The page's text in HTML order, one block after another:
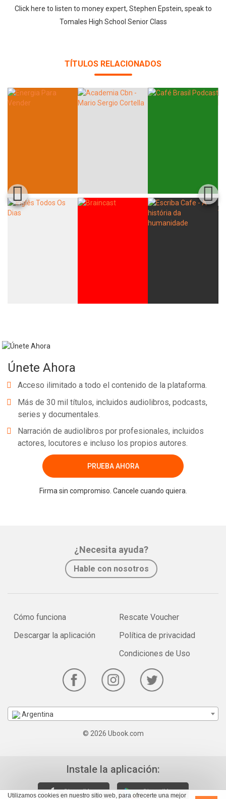
Utilizamos cookies en nuestro sitio web, para ofrecerte una mejor
Click here to listen to money expert, Stephen Epstein, speak to
Tomales High School Senior Class
TÍTULOS RELACIONADOS
Únete Ahora
Acceso ilimitado a todo el contenido de la plataforma.
Más de 30 mil títulos, incluidos audiolibros, podcasts,
series y documentales.
Narración de audiolibros por profesionales, incluidos
actores, locutores e incluso los propios autores.
PRUEBA AHORA
Firma sin compromiso. Cancele cuando quiera.
¿Necesita ayuda?
Hable con nosotros
Cómo funciona
Descargar la aplicación
Rescate Voucher
Política de privacidad
Condiciones de Uso
Argentina
© 2026 Ubook.com
Instale la aplicación:
Whatsapp Facebook Twitter